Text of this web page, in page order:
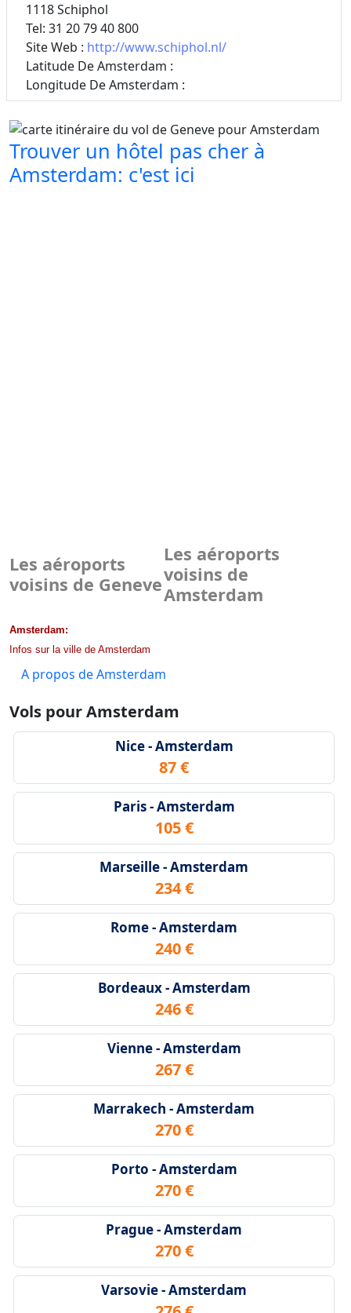
1118 Schiphol
Tel: 31 20 79 40 800
Site Web : http://www.schiphol.nl/
Latitude De Amsterdam :
Longitude De Amsterdam :
Trouver un hôtel pas cher à
Amsterdam: c'est ici
Les aéroports
voisins de Geneve
Les aéroports
voisins de
Amsterdam
Amsterdam:
Infos sur la ville de Amsterdam
A propos de Amsterdam
Vols pour Amsterdam
Nice - Amsterdam
87 €
Paris - Amsterdam
105 €
Marseille - Amsterdam
234 €
Rome - Amsterdam
240 €
Bordeaux - Amsterdam
246 €
Vienne - Amsterdam
267 €
Marrakech - Amsterdam
270 €
Porto - Amsterdam
270 €
Prague - Amsterdam
270 €
Varsovie - Amsterdam